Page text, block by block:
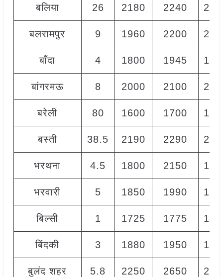
बलिया 26 2180 2240
बलरामपुर 9 1960 2200
बाँदा 4 1800 1945
बांगरमऊ 8 2000 2100
बरेली 80 1600 1700
बस्ती 38.5 2190 2290
भरथना 4.5 1800 2150
भरवारी 5 1850 1990
बिल्सी 1 1725 1775
बिंदकी 3 1880 1950
बुलंद शहर 5.8 2250 2650